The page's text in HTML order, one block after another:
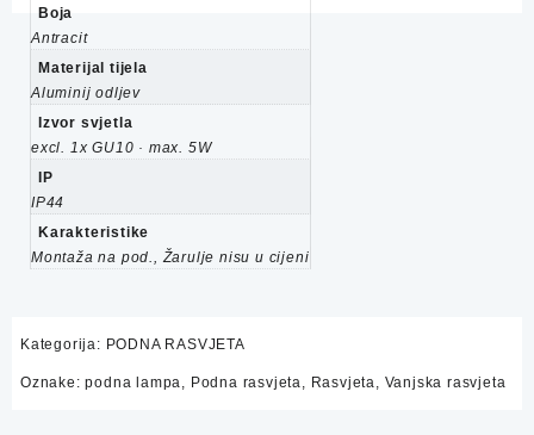
Boja
Antracit
Materijal tijela
Aluminij odljev
Izvor svjetla
excl. 1x GU10 · max. 5W
IP
IP44
Karakteristike
Montaža na pod., Žarulje nisu u cijeni
Kategorija: PODNA RASVJETA
Oznake:podna lampa Podna rasvjeta Rasvjeta Vanjska rasvjeta